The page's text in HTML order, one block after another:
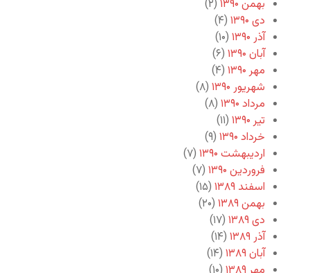
بهمن ۱۳۹۰
(۲)
دی ۱۳۹۰
(۴)
آذر ۱۳۹۰
(۱۰)
آبان ۱۳۹۰
(۶)
مهر ۱۳۹۰
(۴)
شهریور ۱۳۹۰
(۸)
مرداد ۱۳۹۰
(۸)
تیر ۱۳۹۰
(۱۱)
خرداد ۱۳۹۰
(۹)
اردیبهشت ۱۳۹۰
(۷)
فروردین ۱۳۹۰
(۷)
اسفند ۱۳۸۹
(۱۵)
بهمن ۱۳۸۹
(۲۰)
دی ۱۳۸۹
(۱۷)
آذر ۱۳۸۹
(۱۴)
آبان ۱۳۸۹
(۱۴)